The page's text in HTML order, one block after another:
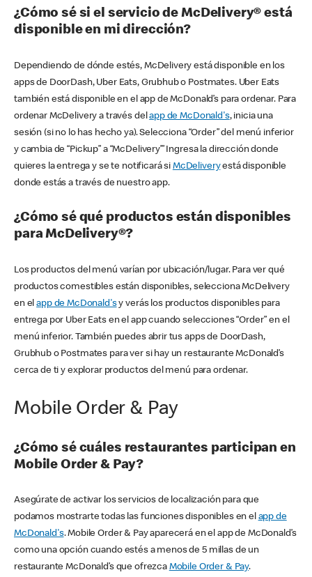
¿Cómo sé si el servicio de McDelivery® está
disponible en mi dirección?
Dependiendo de dónde estés, McDelivery está disponible en los
apps de DoorDash, Uber Eats, Grubhub o Postmates. Uber Eats
también está disponible en el app de McDonald’s para ordenar. Para
ordenar McDelivery a través delapp de McDonald's, inicia una
sesión (si no lo has hecho ya). Selecciona “Order” del menú inferior
y cambia de “Pickup” a “McDelivery’” Ingresa la dirección donde
quieres la entrega y se te notificará si McDeliveryestá disponible
donde estás a través de nuestro app.
¿Cómo sé qué productos están disponibles
para McDelivery®?
Los productos del menú varían por ubicación/lugar. Para ver qué
productos comestibles están disponibles, selecciona McDelivery
en elapp de McDonald'sy verás los productos disponibles para
entrega por Uber Eats en el app cuando selecciones “Order” en el
menú inferior. También puedes abrir tus apps de DoorDash,
Grubhub o Postmates para ver si hay un restaurante McDonald’s
cerca de ti y explorar productos del menú para ordenar.
Mobile Order & Pay
¿Cómo sé cuáles restaurantes participan en
Mobile Order & Pay?
Asegúrate de activar los servicios de localización para que
podamos mostrarte todas las funciones disponibles en el app de
McDonald's. Mobile Order & Pay aparecerá en el app de McDonald’s
como una opción cuando estés a menos de 5 millas de un
restaurante McDonald’s que ofrezca Mobile Order & Pay.